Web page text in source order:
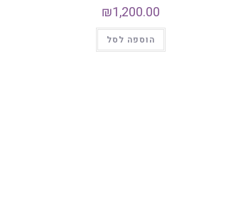
₪1,200.00
הוספה לסל